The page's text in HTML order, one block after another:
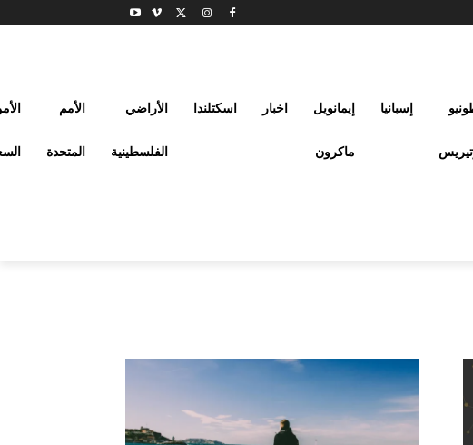
إسبانيا إيمانويل
ماكرون
اخبار اسكتلندا الأراضي
الفلسطينية
الأمم
المتحدة